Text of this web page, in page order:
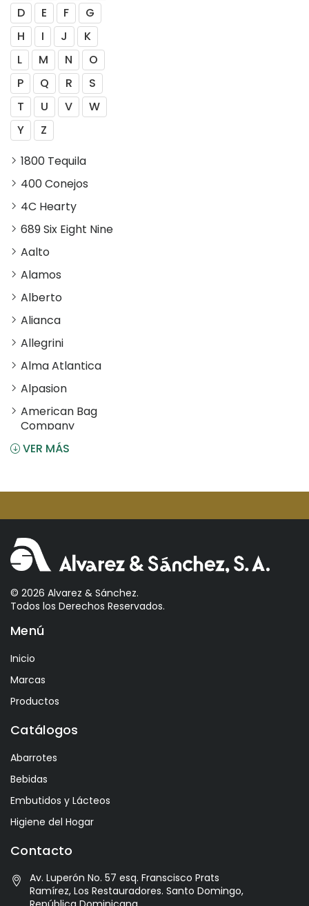
D
E F
G
H
I J
K
L
M N
O
P
Q R
S
T
U V
W
Y
Z
1800 Tequila
400 Conejos
4C Hearty
689 Six Eight Nine
Aalto
Alamos
Alberto
Alianca
Allegrini
Alma Atlantica
Alpasion
American Bag
Company
Angostura
Aperol
Arcos
Areparepa
Argensun
Astrales
Avelina
Ayala
Azevedo
Bacalarico
Badia
Best Maid
Bitburger
VER MÁS
© 2026 Alvarez & Sánchez.
Todos los Derechos Reservados.
Menú
Inicio
Marcas
Productos
Catálogos
Abarrotes
Bebidas
Embutidos y Lácteos
Higiene del Hogar
Contacto
Av. Luperón No. 57 esq. Franscisco Prats
Ramírez, Los Restauradores. Santo Domingo,